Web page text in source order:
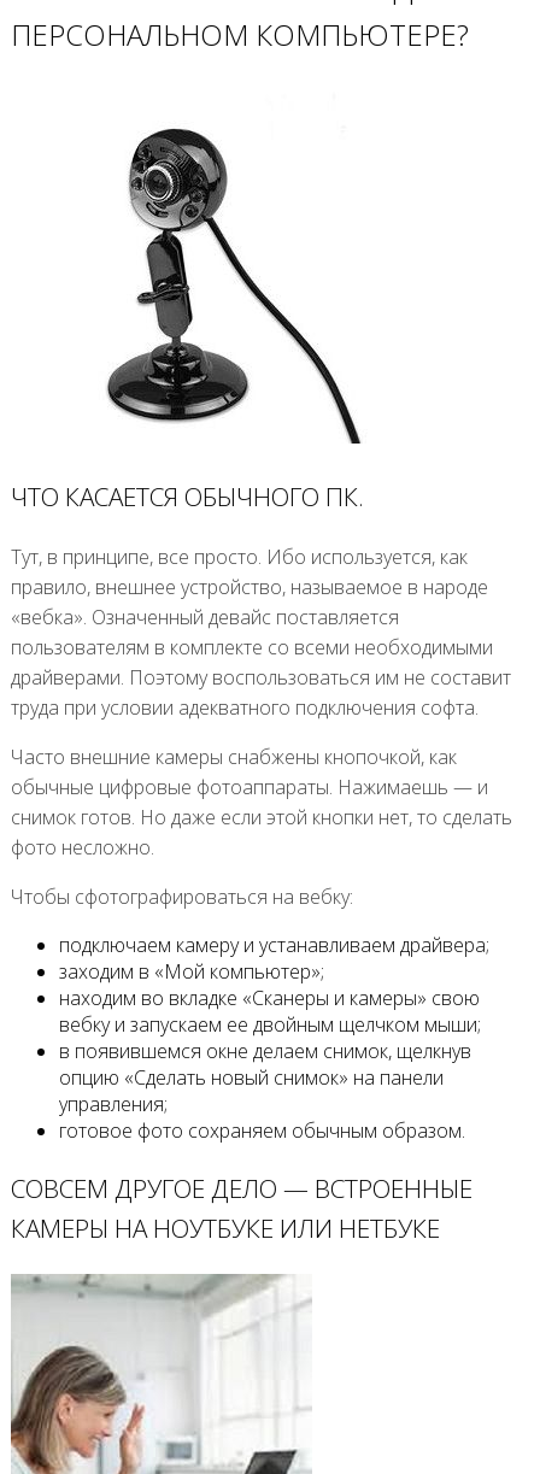
ПЕРСОНАЛЬНОМ КОМПЬЮТЕРЕ?
ЧТО КАСАЕТСЯ ОБЫЧНОГО ПК.
Тут, в принципе, все просто. Ибо используется, как
правило, внешнее устройство, называемое в народе
«вебка». Означенный девайс поставляется
пользователям в комплекте со всеми необходимыми
драйверами. Поэтому воспользоваться им не составит
труда при условии адекватного подключения софта.
Часто внешние камеры снабжены кнопочкой, как
обычные цифровые фотоаппараты. Нажимаешь — и
снимок готов. Но даже если этой кнопки нет, то сделать
фото несложно.
Чтобы сфотографироваться на вебку:
подключаем камеру и устанавливаем драйвера;
заходим в «Мой компьютер»;
находим во вкладке «Сканеры и камеры» свою
вебку и запускаем ее двойным щелчком мыши;
в появившемся окне делаем снимок, щелкнув
опцию «Сделать новый снимок» на панели
управления;
готовое фото сохраняем обычным образом.
СОВСЕМ ДРУГОЕ ДЕЛО — ВСТРОЕННЫЕ
КАМЕРЫ НА НОУТБУКЕ ИЛИ НЕТБУКЕ